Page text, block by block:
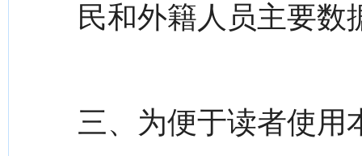
民和外籍人员主要数
三、为便于读者使用